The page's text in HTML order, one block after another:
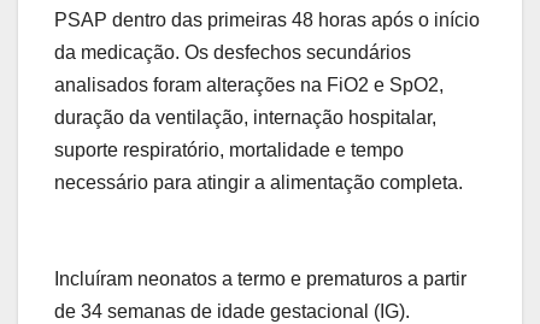
PSAP dentro das primeiras 48 horas após o início
da medicação. Os desfechos secundários
analisados foram alterações na FiO2 e SpO2,
duração da ventilação, internação hospitalar,
suporte respiratório, mortalidade e tempo
necessário para atingir a alimentação completa.
Incluíram neonatos a termo e prematuros a partir
de 34 semanas de idade gestacional (IG).